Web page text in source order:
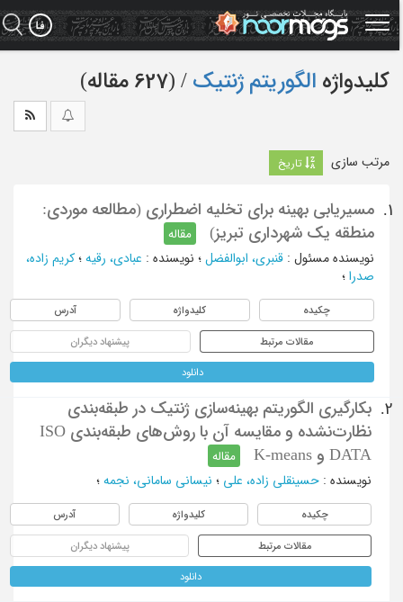
کلیدواژه الگوریتم ژنتیک ‏/ (627 مقاله)
مرتب سازی تاریخ
1.
مسیریابی بهینه برای تخلیه اضطراری ‌(مطالعه موردی:
منطقه یک شهرداری تبریز)
مقاله
نویسنده مسئول : قنبری، ابوالفضل ؛ نویسنده: عبادی، رقیه؛ کریم زاده،
صدرا ؛
چکیده کلیدواژه آدرس
مقالات مرتبط پیشنهاد دیگران
دانلود
2.
بکارگیری الگوریتم بهینه‌سازی ژنتیک در طبقه‌بندی
نظارت‌نشده و مقایسه آن با روش‌های طبقه‌بندی ISO
DATA و K-means
مقاله
نویسنده: حسینقلی زاده، علی ؛ نیسانی سامانی، نجمه؛
چکیده کلیدواژه آدرس
مقالات مرتبط پیشنهاد دیگران
دانلود